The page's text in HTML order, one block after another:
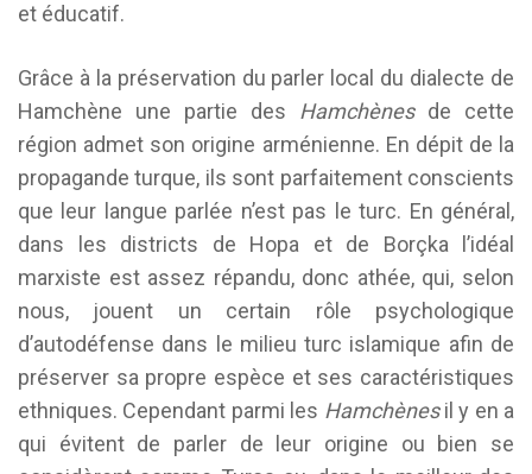
et éducatif.
Grâce à la préservation du parler local du dialecte de
Hamchène une partie des Hamchènesde cette
région admet son origine arménienne. En dépit de la
propagande turque, ils sont parfaitement conscients
que leur langue parlée n’est pas le turc. En général,
dans les districts de Hopa et de Borçka l’idéal
marxiste est assez répandu, donc athée, qui, selon
nous, jouent un certain rôle psychologique
d’autodéfense dans le milieu turc islamique afin de
préserver sa propre espèce et ses caractéristiques
ethniques. Cependant parmi les Hamchènesil y en a
qui évitent de parler de leur origine ou bien se